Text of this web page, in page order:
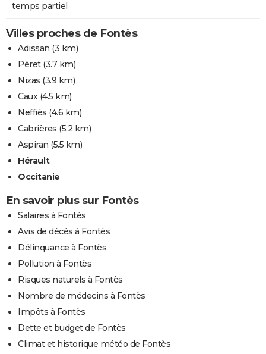
temps partiel
Villes proches de Fontès
Adissan (3 km)
Péret(3.7 km)
Nizas (3.9 km)
Caux(4.5 km)
Neffiès (4.6 km)
Cabrières (5.2 km)
Aspiran (5.5 km)
Hérault
Occitanie
En savoir plus sur Fontès
Salaires à Fontès
Avis de décès à Fontès
Délinquance à Fontès
Pollution à Fontès
Risques naturels à Fontès
Nombre de médecins à Fontès
Impôts à Fontès
Dette et budget de Fontès
Climat et historique météo de Fontès